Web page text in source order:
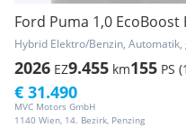
Ford Puma 1,0 EcoBoost
2026 EZ9.455 km155 PS
MVC Motors GmbH
1140 Wien, 14. Bezirk, Penzing
€ 31.490